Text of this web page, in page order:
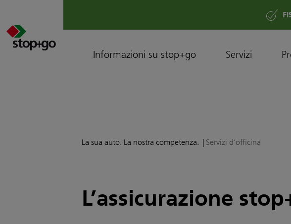
Informazioni su stop+go Servizi
La sua auto. La nostra competenza. Servizi d’officina
L’assicurazione